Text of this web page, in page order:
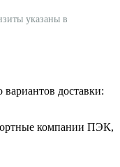
указаны в
доставки:
компании ПЭК,